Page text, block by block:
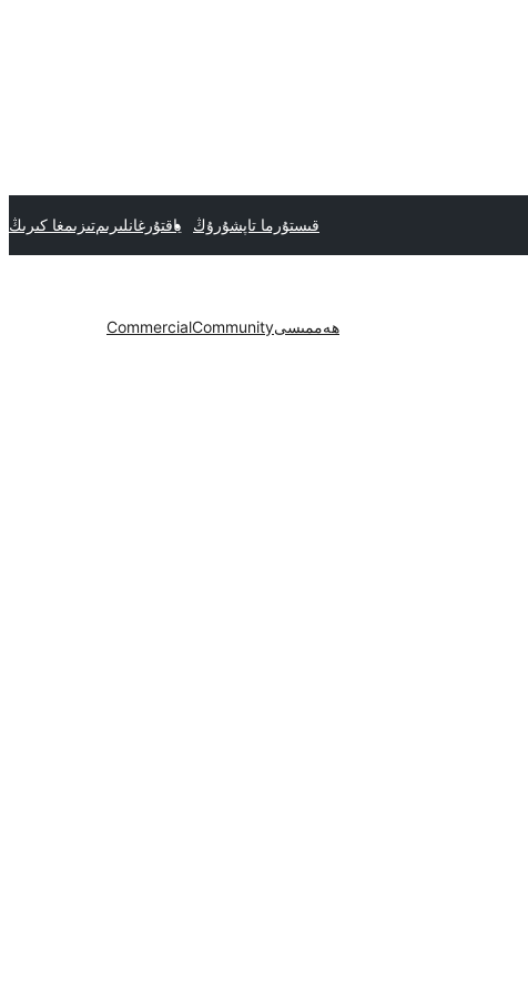
قىستۇرما تاپشۇرۇڭ ياقتۇرغانلىرىمتىزىمغا كىرىڭ
ھەممىسىCommunity
Commercial